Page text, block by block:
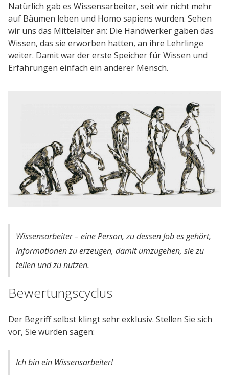
Natürlich gab es Wissensarbeiter, seit wir nicht mehr
auf Bäumen leben und Homo sapiens wurden. Sehen
wir uns das Mittelalter an: Die Handwerker gaben das
Wissen, das sie erworben hatten, an ihre Lehrlinge
weiter. Damit war der erste Speicher für Wissen und
Erfahrungen einfach ein anderer Mensch.
Wissensarbeiter – eine Person, zu dessen Job es gehört,
Informationen zu erzeugen, damit umzugehen, sie zu
teilen und zu nutzen.
Bewertungscyclus
Der Begriff selbst klingt sehr exklusiv. Stellen Sie sich
vor, Sie würden sagen:
Ich bin ein Wissensarbeiter!